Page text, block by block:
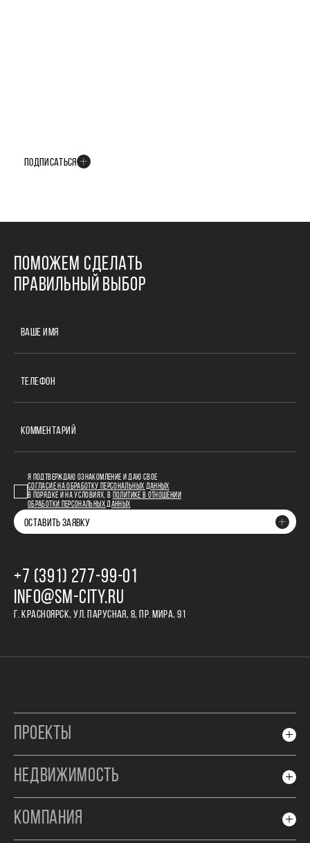
ПОДПИСАТЬСЯ
ПОМОЖЕМ СДЕЛАТЬ
ПРАВИЛЬНЫЙ ВЫБОР
ВАШЕ ИМЯ
ТЕЛЕФОН
КОММЕНТАРИЙ
Я ПОДТВЕРЖДАЮ ОЗНАКОМЛЕНИЕ И ДАЮ СВОЕ
СОГЛАСИЕ НА ОБРАБОТКУ ПЕРСОНАЛЬНЫХ ДАННЫХ
В ПОРЯДКЕ И НА УСЛОВИЯХ, В
ПОЛИТИКЕ В ОТНОШЕНИИ
ОБРАБОТКИ ПЕРСОНАЛЬНЫХ ДАННЫХ
ОСТАВИТЬ ЗАЯВКУ
+7 (391) 277‒99‒01
INFO@SM-CITY.RU
Г. КРАСНОЯРСК, УЛ. ПАРУСНАЯ, 8, ПР. МИРА, 91
ПРОЕКТЫ
НЕДВИЖИМОСТЬ
КОМПАНИЯ